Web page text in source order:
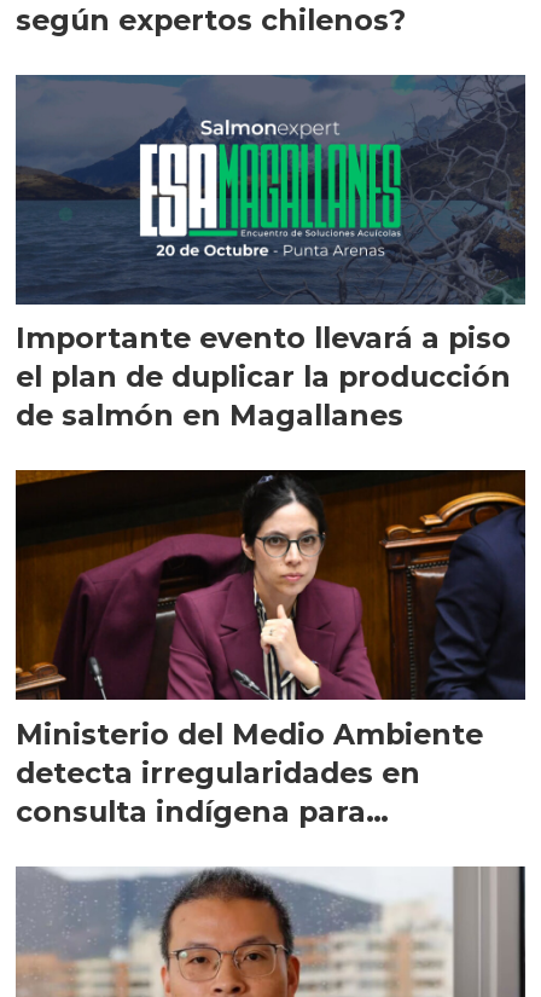
según expertos chilenos?
Importante evento llevará a piso
el plan de duplicar la producción
de salmón en Magallanes
Ministerio del Medio Ambiente
detecta irregularidades en
consulta indígena para